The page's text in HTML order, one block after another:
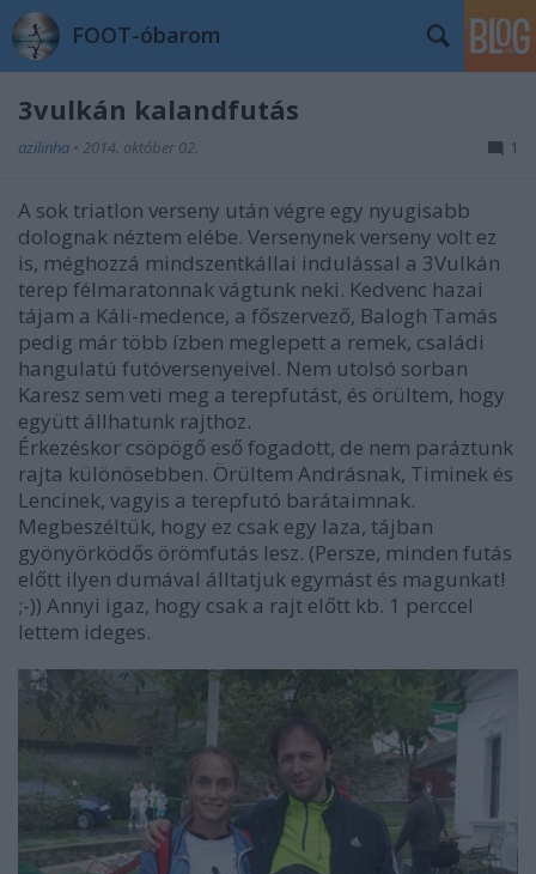
FOOT-óbarom
3vulkán kalandfutás
azilinha • 2014. október 02. 1
A sok triatlon verseny után végre egy nyugisabb
dolognak néztem elébe. Versenynek verseny volt ez
is, méghozzá mindszentkállai indulással a 3Vulkán
terep félmaratonnak vágtunk neki. Kedvenc hazai
tájam a Káli-medence, a főszervező, Balogh Tamás
pedig már több ízben meglepett a remek, családi
hangulatú futóversenyeivel. Nem utolsó sorban
Karesz sem veti meg a terepfutást, és örültem, hogy
együtt állhatunk rajthoz.
Érkezéskor csöpögő eső fogadott, de nem paráztunk
rajta különösebben. Örültem Andrásnak, Timinek és
Lencinek, vagyis a terepfutó barátaimnak.
Megbeszéltük, hogy ez csak egy laza, tájban
gyönyörködős örömfutás lesz. (Persze, minden futás
előtt ilyen dumával álltatjuk egymást és magunkat!
;-)) Annyi igaz, hogy csak a rajt előtt kb. 1 perccel
lettem ideges.